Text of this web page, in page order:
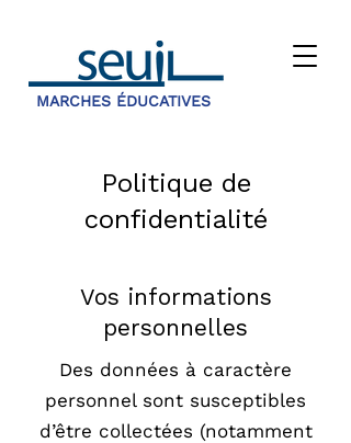
MARCHES ÉDUCATIVES
Politique de
confidentialité
Vos informations
personnelles
Des données à caractère
personnel sont susceptibles
d’être collectées (notamment